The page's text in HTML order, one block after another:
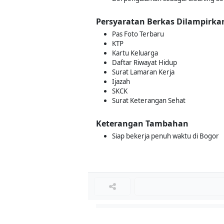
Persyaratan Berkas
Pas Foto Terbaru
KTP
Kartu Keluarga
Daftar Riwayat Hidup
Surat Lamaran Kerja
Ijazah
SKCK
Surat Keterangan Sehat
Keterangan Tambahan
Siap bekerja penuh waktu di Bogor